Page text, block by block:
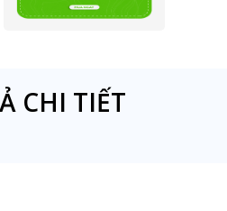
CHI TIẾT